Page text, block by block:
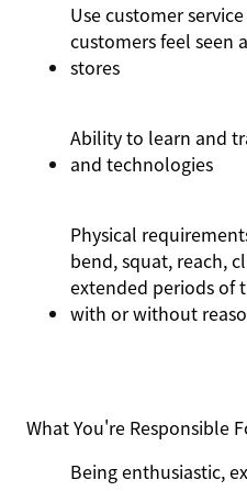
Use customer
customers feel seen
stores
Ability to learn and
and technologies
Physical
bend, squat, reach,
extended periods of
with or without
What You're Responsible
Being enthusiastic,